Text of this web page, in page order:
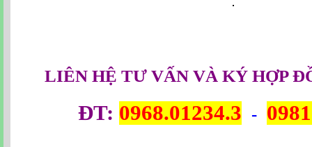
LIÊN HỆ TƯ VẤN VÀ KÝ HỢP
ĐT: 0968.01234.3 -